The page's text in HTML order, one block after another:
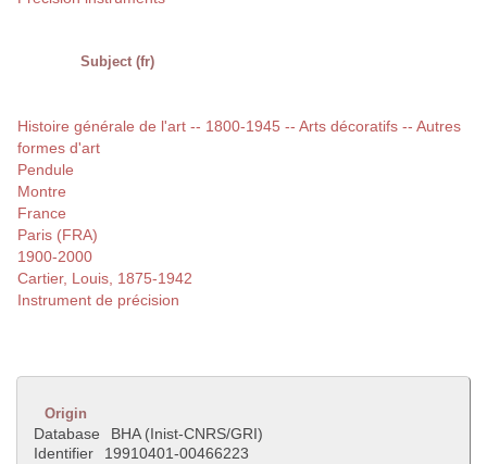
Subject (fr)
Histoire générale de l'art -- 1800-1945 -- Arts décoratifs -- Autres
formes d'art
Pendule
Montre
France
Paris (FRA)
1900-2000
Cartier, Louis, 1875-1942
Instrument de précision
Origin
Database
BHA (Inist-CNRS/GRI)
Identifier
19910401-00466223